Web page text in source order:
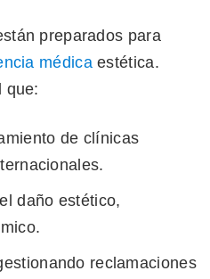
preparados para
médicaestética.
que:
de clínicas
daño estético,
reclamaciones